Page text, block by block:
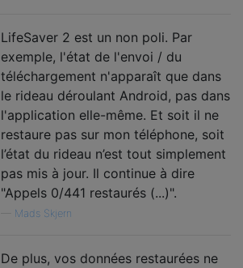
LifeSaver 2 est un non poli. Par
exemple, l'état de l'envoi / du
téléchargement n'apparaît que dans
le rideau déroulant Android, pas dans
l'application elle-même. Et soit il ne
restaure pas sur mon téléphone, soit
l’état du rideau n’est tout simplement
pas mis à jour. Il continue à dire
"Appels 0/441 restaurés (...)".
Mads Skjern
De plus, vos données restaurées ne